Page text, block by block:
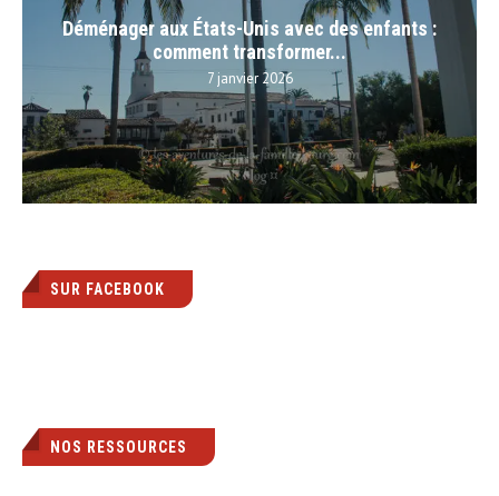
Déménager aux États-Unis avec des enfants :
comment transformer...
7 janvier 2026
SUR FACEBOOK
NOS RESSOURCES